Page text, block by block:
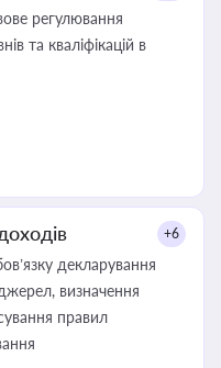
регулювання
та кваліфікацій в
+6
декларування
визначення
правил